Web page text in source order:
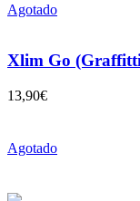
Agotado
Xlim Go
13,90€
Agotado